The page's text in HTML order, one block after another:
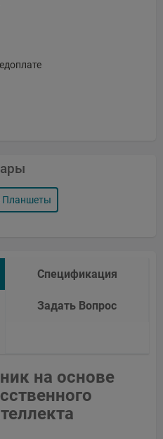
Планшеты
Спецификация
Задать Вопрос
на основе